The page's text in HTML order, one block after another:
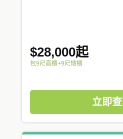
$28,000起
包9尺高櫃+9尺矮櫃
立即